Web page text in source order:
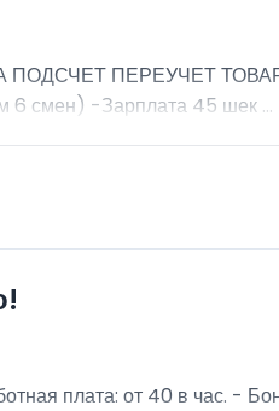
ПЕРЕУЧЕТ
смен) -Зарплата 45 шек ...
плата: от 40 в час. -